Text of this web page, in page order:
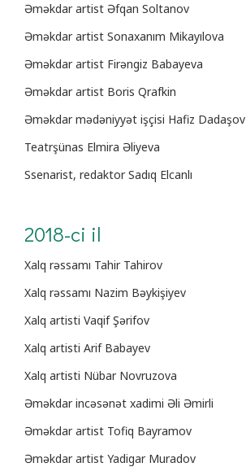
Əməkdar artist Əfqan Soltanov
Əməkdar artist Sonaxanım Mikayılova
Əməkdar artist Firəngiz Babayeva
Əməkdar artist Boris Qrafkin
Əməkdar mədəniyyət işçisi Hafiz Dadaşov
Teatrşünas Elmira Əliyeva
Ssenarist, redaktor Sadıq Elcanlı
2018-ci il
Xalq rəssamı Tahir Tahirov
Xalq rəssamı Nazim Bəykişiyev
Xalq artisti Vaqif Şərifov
Xalq artisti Arif Babayev
Xalq artisti Nübar Novruzova
Əməkdar incəsənət xadimi Əli Əmirli
Əməkdar artist Tofiq Bayramov
Əməkdar artist Yadigar Muradov